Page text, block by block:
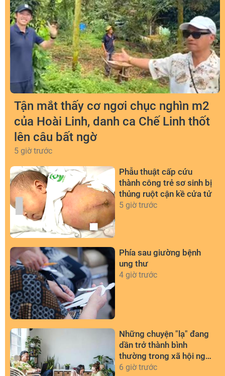
Tận mắt thấy cơ ngơi chục nghìn m2
của Hoài Linh, danh ca Chế Linh thốt
lên câu bất ngờ
5 giờ trước
Phẫu thuật cấp cứu
thành công trẻ sơ sinh bị
thủng ruột cận kề cửa tử
5 giờ trước
Phía sau giường bệnh
ung thư
4 giờ trước
Những chuyện "lạ" đang
dần trở thành bình
thường trong xã hội ngày
nay
6 giờ trước